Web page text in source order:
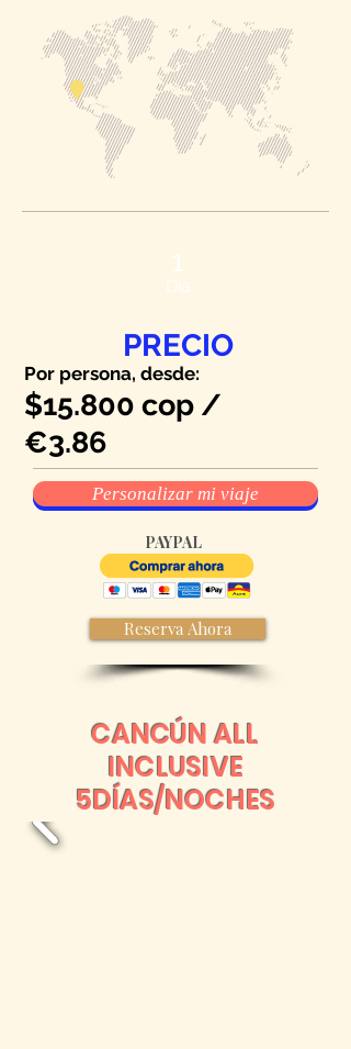
1
Día
PRECIO
Por persona, desde:
$15.800 cop /
€3.86
Personalizar mi viaje
PAYPAL
Reserva Ahora
CANCÚN ALL
INCLUSIVE
5DÍAS/NOCHES